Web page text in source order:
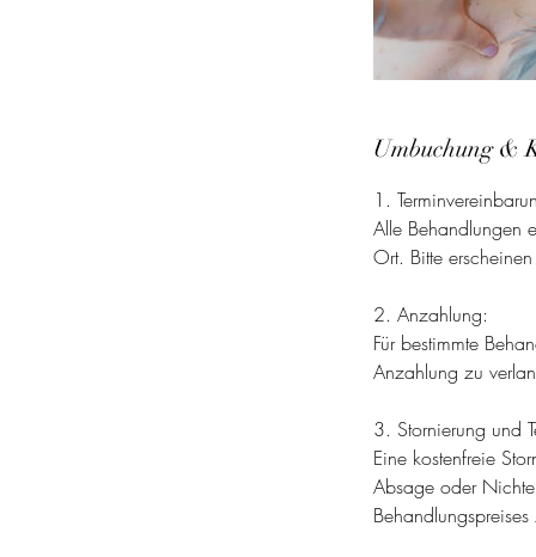
Umbuchung &
1.
Alle Behandlungen
Ort. Bitte
2. Anzahlung:
Für bestimmte
Anzahlung zu
3. Stornierung und
Eine kostenfreie
Absage oder